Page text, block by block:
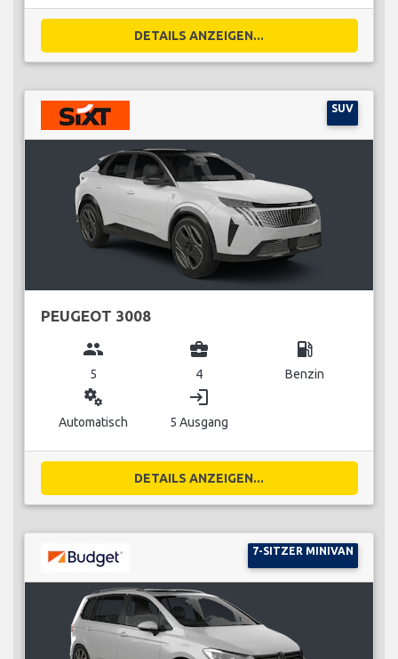
DETAILS ANZEIGEN...
SUV
PEUGEOT 3008
group
5
business_center
4
local_gas_station
Benzin
miscellaneous_services
Automatisch
login
5 Ausgang
DETAILS ANZEIGEN...
7-SITZER MINIVAN